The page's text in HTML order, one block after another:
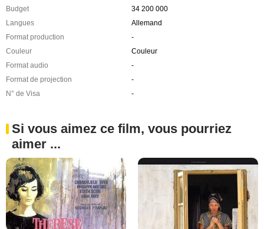
Budget
34 200 000
Langues
Allemand
Format production
-
Couleur
Couleur
Format audio
-
Format de projection
-
N° de Visa
-
Si vous aimez ce film, vous pourriez
aimer ...